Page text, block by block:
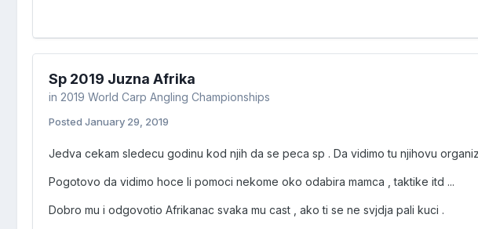
Sp 2019 Juzna Afrika
in 2019 World Carp Angling Championships
Posted January 29, 2019
Jedva cekam sledecu godinu kod njih da se peca sp . Da vidimo tu njihovu
Pogotovo da vidimo hoce li pomoci nekome oko odabira mamca , taktike itd ...
Dobro mu i odgovotio Afrikanac svaka mu cast , ako ti se ne svjdja pali kuci .